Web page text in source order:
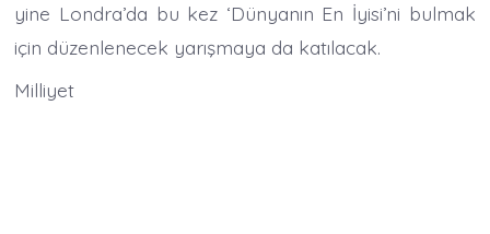
yine Londra’da bu kez ‘Dünyanın En İyisi’ni bulmak
için düzenlenecek yarışmaya da katılacak.
Milliyet